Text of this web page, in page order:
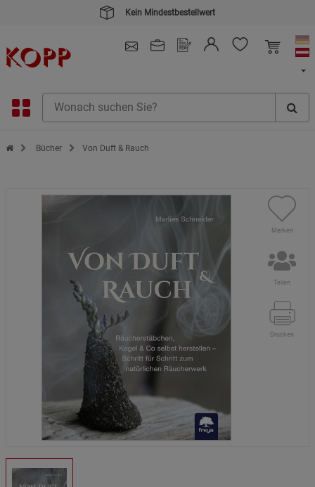
Kein Mindestbestellwert
Zur Startseite des Kopp Verlag Online-Shop
Bücher Von Duft & Rauch
Merken
Teilen
Drucken